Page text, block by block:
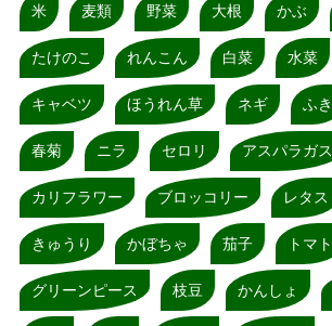
米 麦類 野菜 大根 かぶ
たけのこ れんこん 白菜 水菜
キャベツ ほうれん草 ネギ ふき
春菊 ニラ セロリ アスパラガス
カリフラワー ブロッコリー レタス
きゅうり かぼちゃ 茄子 トマト
グリーンピース 枝豆 かんしょ